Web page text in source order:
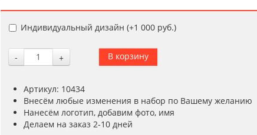
Индивидуальный дизайн (+1 000 руб.)
- +
Артикул: 10434
Внесём любые изменения в набор по Вашему желанию
Нанесём логотип, добавим фото, имя
Делаем на заказ 2-10 дней